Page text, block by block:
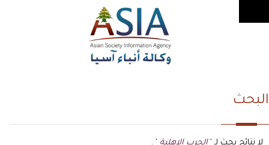
البحث
لا نتائج بحث لـ 'الحرب الاهلية ' .